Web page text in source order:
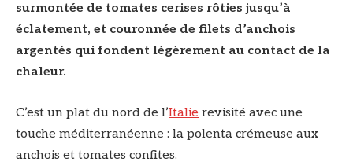
surmontée de tomates cerises rôties jusqu’à
éclatement, et couronnée de filets d’anchois
argentés qui fondent légèrement au contact de la
chaleur.
C’est un plat du nord de l’Italie revisité avec une
touche méditerranéenne : la polenta crémeuse aux
anchois et tomates confites.